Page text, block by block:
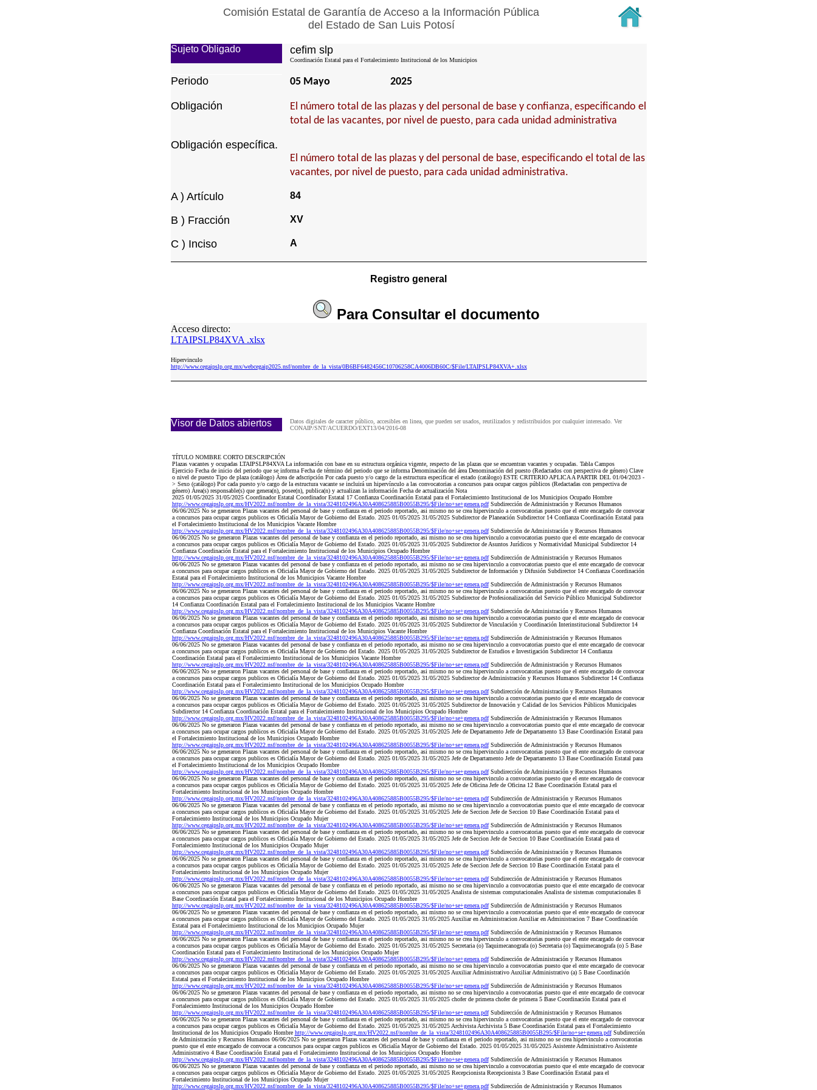
Comisión Estatal de Garantía de Acceso a la Información Pública
del Estado de San Luis Potosí
Sujeto Obligado cefim slp
Coordinación Estatal para el Fortalecimiento Institucional de los Municipios
Periodo 05 Mayo 2025
Obligación
El número total de las plazas y del personal de base y confianza, especificando el
total de las vacantes, por nivel de puesto, para cada unidad administrativa
Obligación específica.
El número total de las plazas y del personal de base, especificando el total de las
vacantes, por nivel de puesto, para cada unidad administrativa.
A ) Artículo 84
B ) Fracción XV
C ) Inciso A
Registro general
Para Consultarel documento
Acceso directo:
LTAIPSLP84XVA .xlsx
Hipervinculo
http://www.cegaipslp.org.mx/webcegaip2025.nsf/nombre_de_la_vista/0B6BF6482456C10706258CA4006DB60C/$File/LTAIPSLP84XVA+.xlsx
Visor de Datos abiertos
Datos digitales de caracter público, accesibles en linea, que pueden ser usados, reutilizados y redistribuidos por cualquier interesado. Ver
CONAIP/SNT/ACUERDO/EXT13/04/2016-08
TÍTULO NOMBRE CORTO DESCRIPCIÓN
Plazas vacantes y ocupadas LTAIPSLP84XVA La información con base en su estructura orgánica vigente, respecto de las plazas que se encuentran vacantes y ocupadas. Tabla Campos
Ejercicio Fecha de inicio del periodo que se informa Fecha de término del periodo que se informa Denominación del área Denominación del puesto (Redactados con perspectiva de género) Clave
o nivel de puesto Tipo de plaza (catálogo) Área de adscripción Por cada puesto y/o cargo de la estructura especificar el estado (catálogo) ESTE CRITERIO APLICA A PARTIR DEL 01/04/2023 -
> Sexo (catálogo) Por cada puesto y/o cargo de la estructura vacante se incluirá un hipervínculo a las convocatorias a concursos para ocupar cargos públicos (Redactadas con perspectiva de
género) Área(s) responsable(s) que genera(n), posee(n), publica(n) y actualizan la información Fecha de actualización Nota
2025 01/05/2025 31/05/2025 Coordinador Estatal Coordinador Estatal 17 Confianza Coordinación Estatal para el Fortalecimiento Institucional de los Municipios Ocupado Hombre
http://www.cegaipslp.org.mx/HV2022.nsf/nombre_de_la_vista/3248102496A30A408625885B0055B295/$File/no+se+genera.pdfSubdirección de Administración y Recursos Humanos
06/06/2025 No se generaron Plazas vacantes del personal de base y confianza en el periodo reportado, asi mismo no se crea hipervinculo a convocatorias puesto que el ente encargado de convocar
a concursos para ocupar cargos publicos es Oficialía Mayor de Gobierno del Estado. 2025 01/05/2025 31/05/2025 Subdirector de Planeación Subdirector 14 Confianza Coordinación Estatal para
el Fortalecimiento Institucional de los Municipios Vacante Hombre
http://www.cegaipslp.org.mx/HV2022.nsf/nombre_de_la_vista/3248102496A30A408625885B0055B295/$File/no+se+genera.pdfSubdirección de Administración y Recursos Humanos
06/06/2025 No se generaron Plazas vacantes del personal de base y confianza en el periodo reportado, asi mismo no se crea hipervinculo a convocatorias puesto que el ente encargado de convocar
a concursos para ocupar cargos publicos es Oficialía Mayor de Gobierno del Estado. 2025 01/05/2025 31/05/2025 Subdirector de Asuntos Jurídicos y Normatividad Municipal Subdirector 14
Confianza Coordinación Estatal para el Fortalecimiento Institucional de los Municipios Ocupado Hombre
http://www.cegaipslp.org.mx/HV2022.nsf/nombre_de_la_vista/3248102496A30A408625885B0055B295/$File/no+se+genera.pdfSubdirección de Administración y Recursos Humanos
06/06/2025 No se generaron Plazas vacantes del personal de base y confianza en el periodo reportado, asi mismo no se crea hipervinculo a convocatorias puesto que el ente encargado de convocar
a concursos para ocupar cargos publicos es Oficialía Mayor de Gobierno del Estado. 2025 01/05/2025 31/05/2025 Subdirector de Información y Difusión Subdirector 14 Confianza Coordinación
Estatal para el Fortalecimiento Institucional de los Municipios Vacante Hombre
http://www.cegaipslp.org.mx/HV2022.nsf/nombre_de_la_vista/3248102496A30A408625885B0055B295/$File/no+se+genera.pdfSubdirección de Administración y Recursos Humanos
06/06/2025 No se generaron Plazas vacantes del personal de base y confianza en el periodo reportado, asi mismo no se crea hipervinculo a convocatorias puesto que el ente encargado de convocar
a concursos para ocupar cargos publicos es Oficialía Mayor de Gobierno del Estado. 2025 01/05/2025 31/05/2025 Subdirector de Profesionalización del Servicio Público Municipal Subdirector
14 Confianza Coordinación Estatal para el Fortalecimiento Institucional de los Municipios Vacante Hombre
http://www.cegaipslp.org.mx/HV2022.nsf/nombre_de_la_vista/3248102496A30A408625885B0055B295/$File/no+se+genera.pdfSubdirección de Administración y Recursos Humanos
06/06/2025 No se generaron Plazas vacantes del personal de base y confianza en el periodo reportado, asi mismo no se crea hipervinculo a convocatorias puesto que el ente encargado de convocar
a concursos para ocupar cargos publicos es Oficialía Mayor de Gobierno del Estado. 2025 01/05/2025 31/05/2025 Subdirector de Vinculación y Coordinación Interinstitucional Subdirector 14
Confianza Coordinación Estatal para el Fortalecimiento Institucional de los Municipios Vacante Hombre
http://www.cegaipslp.org.mx/HV2022.nsf/nombre_de_la_vista/3248102496A30A408625885B0055B295/$File/no+se+genera.pdfSubdirección de Administración y Recursos Humanos
06/06/2025 No se generaron Plazas vacantes del personal de base y confianza en el periodo reportado, asi mismo no se crea hipervinculo a convocatorias puesto que el ente encargado de convocar
a concursos para ocupar cargos publicos es Oficialía Mayor de Gobierno del Estado. 2025 01/05/2025 31/05/2025 Subdirector de Estudios e Investigación Subdirector 14 Confianza
Coordinación Estatal para el Fortalecimiento Institucional de los Municipios Vacante Hombre
http://www.cegaipslp.org.mx/HV2022.nsf/nombre_de_la_vista/3248102496A30A408625885B0055B295/$File/no+se+genera.pdfSubdirección de Administración y Recursos Humanos
06/06/2025 No se generaron Plazas vacantes del personal de base y confianza en el periodo reportado, asi mismo no se crea hipervinculo a convocatorias puesto que el ente encargado de convocar
a concursos para ocupar cargos publicos es Oficialía Mayor de Gobierno del Estado. 2025 01/05/2025 31/05/2025 Subdirector de Administración y Recursos Humanos Subdirector 14 Confianza
Coordinación Estatal para el Fortalecimiento Institucional de los Municipios Ocupado Hombre
http://www.cegaipslp.org.mx/HV2022.nsf/nombre_de_la_vista/3248102496A30A408625885B0055B295/$File/no+se+genera.pdfSubdirección de Administración y Recursos Humanos
06/06/2025 No se generaron Plazas vacantes del personal de base y confianza en el periodo reportado, asi mismo no se crea hipervinculo a convocatorias puesto que el ente encargado de convocar
a concursos para ocupar cargos publicos es Oficialía Mayor de Gobierno del Estado. 2025 01/05/2025 31/05/2025 Subdirector de Innovación y Calidad de los Servicios Públicos Municipales
Subdirector 14 Confianza Coordinación Estatal para el Fortalecimiento Institucional de los Municipios Ocupado Hombre
http://www.cegaipslp.org.mx/HV2022.nsf/nombre_de_la_vista/3248102496A30A408625885B0055B295/$File/no+se+genera.pdfSubdirección de Administración y Recursos Humanos
06/06/2025 No se generaron Plazas vacantes del personal de base y confianza en el periodo reportado, asi mismo no se crea hipervinculo a convocatorias puesto que el ente encargado de convocar
a concursos para ocupar cargos publicos es Oficialía Mayor de Gobierno del Estado. 2025 01/05/2025 31/05/2025 Jefe de Departamento Jefe de Departamento 13 Base Coordinación Estatal para
el Fortalecimiento Institucional de los Municipios Ocupado Hombre
http://www.cegaipslp.org.mx/HV2022.nsf/nombre_de_la_vista/3248102496A30A408625885B0055B295/$File/no+se+genera.pdfSubdirección de Administración y Recursos Humanos
06/06/2025 No se generaron Plazas vacantes del personal de base y confianza en el periodo reportado, asi mismo no se crea hipervinculo a convocatorias puesto que el ente encargado de convocar
a concursos para ocupar cargos publicos es Oficialía Mayor de Gobierno del Estado. 2025 01/05/2025 31/05/2025 Jefe de Departamento Jefe de Departamento 13 Base Coordinación Estatal para
el Fortalecimiento Institucional de los Municipios Ocupado Hombre
http://www.cegaipslp.org.mx/HV2022.nsf/nombre_de_la_vista/3248102496A30A408625885B0055B295/$File/no+se+genera.pdfSubdirección de Administración y Recursos Humanos
06/06/2025 No se generaron Plazas vacantes del personal de base y confianza en el periodo reportado, asi mismo no se crea hipervinculo a convocatorias puesto que el ente encargado de convocar
a concursos para ocupar cargos publicos es Oficialía Mayor de Gobierno del Estado. 2025 01/05/2025 31/05/2025 Jefe de Oficina Jefe de Oficina 12 Base Coordinación Estatal para el
Fortalecimiento Institucional de los Municipios Ocupado Hombre
http://www.cegaipslp.org.mx/HV2022.nsf/nombre_de_la_vista/3248102496A30A408625885B0055B295/$File/no+se+genera.pdfSubdirección de Administración y Recursos Humanos
06/06/2025 No se generaron Plazas vacantes del personal de base y confianza en el periodo reportado, asi mismo no se crea hipervinculo a convocatorias puesto que el ente encargado de convocar
a concursos para ocupar cargos publicos es Oficialía Mayor de Gobierno del Estado. 2025 01/05/2025 31/05/2025 Jefe de Seccion Jefe de Seccion 10 Base Coordinación Estatal para el
Fortalecimiento Institucional de los Municipios Ocupado Mujer
http://www.cegaipslp.org.mx/HV2022.nsf/nombre_de_la_vista/3248102496A30A408625885B0055B295/$File/no+se+genera.pdfSubdirección de Administración y Recursos Humanos
06/06/2025 No se generaron Plazas vacantes del personal de base y confianza en el periodo reportado, asi mismo no se crea hipervinculo a convocatorias puesto que el ente encargado de convocar
a concursos para ocupar cargos publicos es Oficialía Mayor de Gobierno del Estado. 2025 01/05/2025 31/05/2025 Jefe de Seccion Jefe de Seccion 10 Base Coordinación Estatal para el
Fortalecimiento Institucional de los Municipios Ocupado Mujer
http://www.cegaipslp.org.mx/HV2022.nsf/nombre_de_la_vista/3248102496A30A408625885B0055B295/$File/no+se+genera.pdfSubdirección de Administración y Recursos Humanos
06/06/2025 No se generaron Plazas vacantes del personal de base y confianza en el periodo reportado, asi mismo no se crea hipervinculo a convocatorias puesto que el ente encargado de convocar
a concursos para ocupar cargos publicos es Oficialía Mayor de Gobierno del Estado. 2025 01/05/2025 31/05/2025 Jefe de Seccion Jefe de Seccion 10 Base Coordinación Estatal para el
Fortalecimiento Institucional de los Municipios Ocupado Mujer
http://www.cegaipslp.org.mx/HV2022.nsf/nombre_de_la_vista/3248102496A30A408625885B0055B295/$File/no+se+genera.pdfSubdirección de Administración y Recursos Humanos
06/06/2025 No se generaron Plazas vacantes del personal de base y confianza en el periodo reportado, asi mismo no se crea hipervinculo a convocatorias puesto que el ente encargado de convocar
a concursos para ocupar cargos publicos es Oficialía Mayor de Gobierno del Estado. 2025 01/05/2025 31/05/2025 Analista de sistemas computacionales Analista de sistemas computacionales 8
Base Coordinación Estatal para el Fortalecimiento Institucional de los Municipios Ocupado Hombre
http://www.cegaipslp.org.mx/HV2022.nsf/nombre_de_la_vista/3248102496A30A408625885B0055B295/$File/no+se+genera.pdfSubdirección de Administración y Recursos Humanos
06/06/2025 No se generaron Plazas vacantes del personal de base y confianza en el periodo reportado, asi mismo no se crea hipervinculo a convocatorias puesto que el ente encargado de convocar
a concursos para ocupar cargos publicos es Oficialía Mayor de Gobierno del Estado. 2025 01/05/2025 31/05/2025 Auxiliar en Administracion Auxiliar en Administracion 7 Base Coordinación
Estatal para el Fortalecimiento Institucional de los Municipios Ocupado Mujer
http://www.cegaipslp.org.mx/HV2022.nsf/nombre_de_la_vista/3248102496A30A408625885B0055B295/$File/no+se+genera.pdfSubdirección de Administración y Recursos Humanos
06/06/2025 No se generaron Plazas vacantes del personal de base y confianza en el periodo reportado, asi mismo no se crea hipervinculo a convocatorias puesto que el ente encargado de convocar
a concursos para ocupar cargos publicos es Oficialía Mayor de Gobierno del Estado. 2025 01/05/2025 31/05/2025 Secretaria (o) Taquimecanografa (o) Secretaria (o) Taquimecanografa (o) 5 Base
Coordinación Estatal para el Fortalecimiento Institucional de los Municipios Ocupado Mujer
http://www.cegaipslp.org.mx/HV2022.nsf/nombre_de_la_vista/3248102496A30A408625885B0055B295/$File/no+se+genera.pdfSubdirección de Administración y Recursos Humanos
06/06/2025 No se generaron Plazas vacantes del personal de base y confianza en el periodo reportado, asi mismo no se crea hipervinculo a convocatorias puesto que el ente encargado de convocar
a concursos para ocupar cargos publicos es Oficialía Mayor de Gobierno del Estado. 2025 01/05/2025 31/05/2025 Auxiliar Administrativo Auxiliar Administrativo (a) 5 Base Coordinación
Estatal para el Fortalecimiento Institucional de los Municipios Ocupado Hombre
http://www.cegaipslp.org.mx/HV2022.nsf/nombre_de_la_vista/3248102496A30A408625885B0055B295/$File/no+se+genera.pdfSubdirección de Administración y Recursos Humanos
06/06/2025 No se generaron Plazas vacantes del personal de base y confianza en el periodo reportado, asi mismo no se crea hipervinculo a convocatorias puesto que el ente encargado de convocar
a concursos para ocupar cargos publicos es Oficialía Mayor de Gobierno del Estado. 2025 01/05/2025 31/05/2025 chofer de primera chofer de primera 5 Base Coordinación Estatal para el
Fortalecimiento Institucional de los Municipios Ocupado Hombre
http://www.cegaipslp.org.mx/HV2022.nsf/nombre_de_la_vista/3248102496A30A408625885B0055B295/$File/no+se+genera.pdfSubdirección de Administración y Recursos Humanos
06/06/2025 No se generaron Plazas vacantes del personal de base y confianza en el periodo reportado, asi mismo no se crea hipervinculo a convocatorias puesto que el ente encargado de convocar
a concursos para ocupar cargos publicos es Oficialía Mayor de Gobierno del Estado. 2025 01/05/2025 31/05/2025 Archivista Archivista 5 Base Coordinación Estatal para el Fortalecimiento
Institucional de los Municipios Ocupado Hombre http://www.cegaipslp.org.mx/HV2022.nsf/nombre_de_la_vista/3248102496A30A408625885B0055B295/$File/no+se+genera.pdfSubdirección
de Administración y Recursos Humanos 06/06/2025 No se generaron Plazas vacantes del personal de base y confianza en el periodo reportado, asi mismo no se crea hipervinculo a convocatorias
puesto que el ente encargado de convocar a concursos para ocupar cargos publicos es Oficialía Mayor de Gobierno del Estado. 2025 01/05/2025 31/05/2025 Asistente Administrativo Asistente
Administrativo 4 Base Coordinación Estatal para el Fortalecimiento Institucional de los Municipios Ocupado Hombre
http://www.cegaipslp.org.mx/HV2022.nsf/nombre_de_la_vista/3248102496A30A408625885B0055B295/$File/no+se+genera.pdfSubdirección de Administración y Recursos Humanos
06/06/2025 No se generaron Plazas vacantes del personal de base y confianza en el periodo reportado, asi mismo no se crea hipervinculo a convocatorias puesto que el ente encargado de convocar
a concursos para ocupar cargos publicos es Oficialía Mayor de Gobierno del Estado. 2025 01/05/2025 31/05/2025 Recepcionista Recepcionista 3 Base Coordinación Estatal para el
Fortalecimiento Institucional de los Municipios Ocupado Mujer
http://www.cegaipslp.org.mx/HV2022.nsf/nombre_de_la_vista/3248102496A30A408625885B0055B295/$File/no+se+genera.pdfSubdirección de Administración y Recursos Humanos